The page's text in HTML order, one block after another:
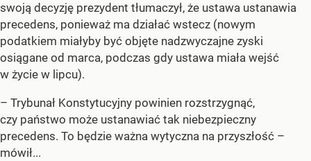
swoją decyzję prezydent tłumaczył, że ustawa ustanawia
precedens, ponieważ ma działać wstecz (nowym
podatkiem miałyby być objęte nadzwyczajne zyski
osiągane od marca, podczas gdy ustawa miała wejść
w życie w lipcu).
– Trybunał Konstytucyjny powinien rozstrzygnąć,
czy państwo może ustanawiać tak niebezpieczny
precedens. To będzie ważna wytyczna na przyszłość –
mówił...